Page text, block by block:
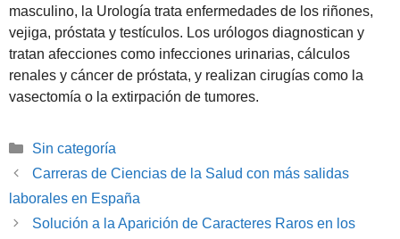
masculino, la Urología trata enfermedades de los riñones,
vejiga, próstata y testículos. Los urólogos diagnostican y
tratan afecciones como infecciones urinarias, cálculos
renales y cáncer de próstata, y realizan cirugías como la
vasectomía o la extirpación de tumores.
Categorías
Sin categoría
Carreras de Ciencias de la Salud con más salidas
laborales en España
Solución a la Aparición de Caracteres Raros en los